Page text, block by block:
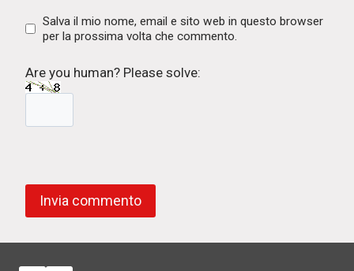
Salva il mio nome, email e sito web in questo browser
per la prossima volta che commento.
Are you human? Please solve: